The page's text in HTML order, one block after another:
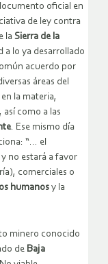
oficial en
de ley contra
la Sierra de la
lo ya desarrollado
acuerdo por
áreas del
la materia,
como a las
. Ese mismo día
“… el
no estará a favor
comerciales o
humanos y la
minero conocido
de Baja